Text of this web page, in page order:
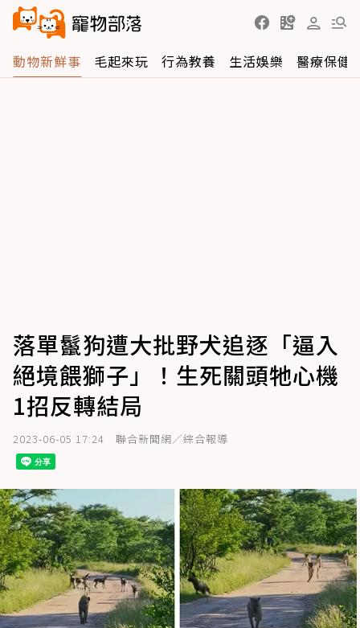
動物新鮮事 毛起來玩 行為教養 生活娛樂 醫療保健
落單鬣狗遭大批野犬追逐「逼入
絕境餵獅子」！生死關頭牠心機
1招反轉結局
2023-06-05 17:24 聯合新聞網／綜合報導